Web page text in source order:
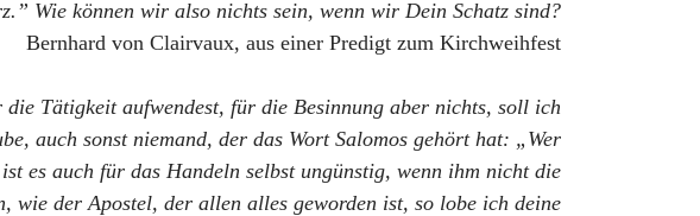
Wie können wir also nichts sein, wenn wir Dein Schatz sind?
Bernhard von Clairvaux, aus einer Predigt zum Kirchweihfest
Tätigkeit aufwendest, für die Besinnung aber nichts, soll ich
auch sonst niemand, der das Wort Salomos gehört hat: „Wer
es auch für das Handeln selbst ungünstig, wenn ihm nicht die
wie der Apostel, der allen alles geworden ist, so lobe ich deine